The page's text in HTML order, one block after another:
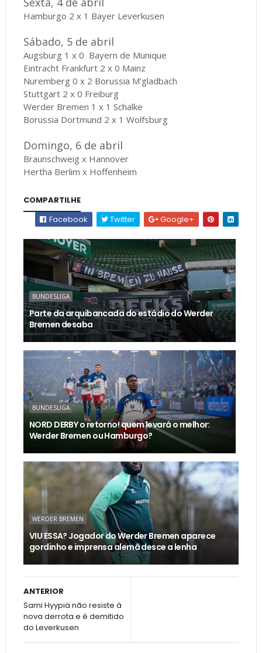
Hamburgo 2 x 1 Bayer Leverkusen
Sábado, 5 de abril
Augsburg 1 x 0 Bayern de Munique
Eintracht Frankfurt 2 x 0 Mainz
Nuremberg 0 x 2 Borussia M'gladbach
Stuttgart 2 x 0 Freiburg
Werder Bremen 1 x 1 Schalke
Borussia Dortmund 2 x 1 Wolfsburg
Domingo, 6 de abril
Braunschweig x Hannover
Hertha Berlim x Hoffenheim
COMPARTILHE
Facebook
Twitter Google+
BUNDESLIGA
Parte da arquibancada do estádio do Werder
Bremen desaba
BUNDESLIGA
NORD DERBY o retorno! quem levará o melhor:
Werder Bremen ou Hamburgo?
WERDER BREMEN
VIU ESSA? Jogador do Werder Bremen aparece
gordinho e imprensa alemã desce a lenha
ANTERIOR
Sami Hyypiä não resiste à
nova derrota e é demitido
do Leverkusen